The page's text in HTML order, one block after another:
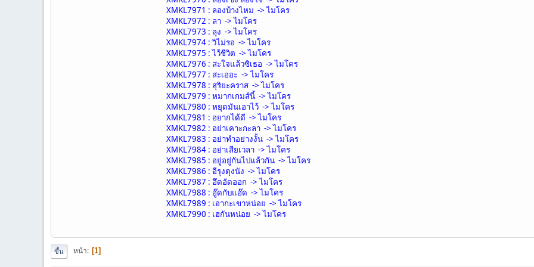
XMKL7971 : ลองบ้างไหม -> ไมโคร
XMKL7972 : ลา -> ไมโคร
XMKL7973 : ลุง -> ไมโคร
XMKL7974 : วิไม่รอ -> ไมโคร
XMKL7975 : ไว้ชีวิต -> ไมโคร
XMKL7976 : สะใจแล้วซิเธอ -> ไมโคร
XMKL7977 : สะเออะ -> ไมโคร
XMKL7978 : สุริยะคราส -> ไมโคร
XMKL7979 : หมากเกมส์นี้ -> ไมโคร
XMKL7980 : หยุดมันเอาไว้ -> ไมโคร
XMKL7981 : อยากได้ดี -> ไมโคร
XMKL7982 : อย่าเคาะกะลา -> ไมโคร
XMKL7983 : อย่าทำอย่างงั้น -> ไมโคร
XMKL7984 : อย่าเสียเวลา -> ไมโคร
XMKL7985 : อยู่อยู่กันไปแล้วกัน -> ไมโคร
XMKL7986 : อีรุงตุงนัง -> ไมโคร
XMKL7987 : อึดอัดออก -> ไมโคร
XMKL7988 : อู๊ดกับแอ๊ด -> ไมโคร
XMKL7989 : เอากะเขาหน่อย -> ไมโคร
XMKL7990 : เฮกันหน่อย -> ไมโคร
ขึ้น หน้า 1